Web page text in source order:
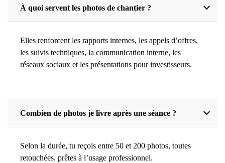
À quoi servent les photos de chantier ?
Elles renforcent les rapports internes, les appels d’offres,
les suivis techniques, la communication interne, les
réseaux sociaux et les présentations pour investisseurs.
Combien de photos je livre après une séance ?
Selon la durée, tu reçois entre 50 et 200 photos, toutes
retouchées, prêtes à l’usage professionnel.